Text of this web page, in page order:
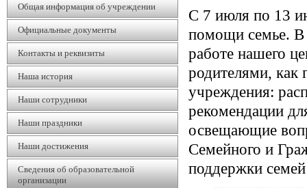
Общая информация об учреждении
Официальные документы
Контакты и реквизиты
Наша история
Наши сотрудники
Наши праздники
Наши достижения
Сведения об образовательной
организации
С 7 июля по 13
помощи семье. В
работе нашего
родителями, как
учреждения:
рекомендации
освещающие
Семейного и
поддержки